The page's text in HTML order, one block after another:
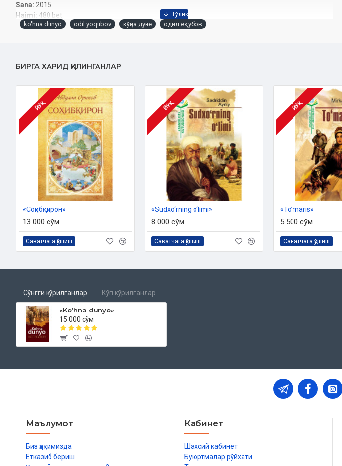
Sana: 2015
Hajmi: 480 bet
ISBN:978-9943-27-564-5‎
ko'hna dunyo odil yoqubov кўҳна дунё одил ёқубов
БИРГА ХАРИД ҚИЛИНГАНЛАР
ЙЎҚ
«Соҳибқирон»
13 000 сўм
Саватчага қўшиш
ЙЎҚ
«Sudxo‘rning o‘limi»
8 000 сўм
Саватчага қўшиш
ЙЎҚ
«To’maris»‎
5 500 сўм
Саватчага қўшиш
Сўнгги кўрилганлар Кўп кўрилганлар
«Ko’hna dunyo»‎
15 000 сўм
Маълумот
Биз ҳақимизда
Етказиб бериш
Кабинет
Шахсий кабинет
Буюртмалар рўйхати